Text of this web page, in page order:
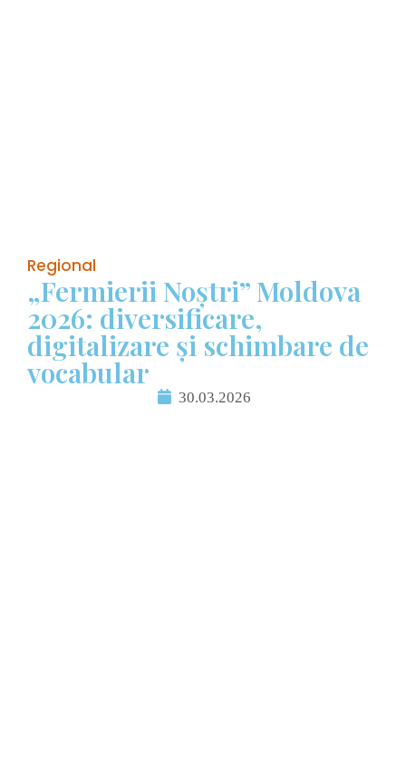
Regional
„Fermierii Noștri” Moldova
2026: diversificare,
digitalizare și schimbare de
vocabular
30.03.2026